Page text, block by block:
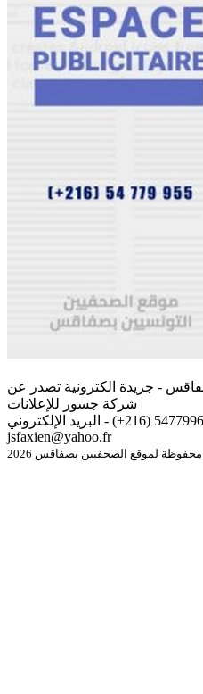
- جريدة الكترونية تصدر عن
شركة جسور للإعلانات
للإتصال أو نشر الردود الهاتف 54779966 (216+) - البريد الإلكتروني
jsfaxien@yahoo.fr
لموقع الصحفيين بصفاقس 2026